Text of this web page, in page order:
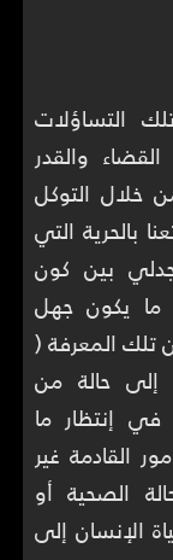
التساؤلات
والقدر
خلال التوكل
بالحرية التي
بين كون
ما يكون جهل
تلك المعرفة (
حالة من
إنتظار ما
القادمة غير
الصحية أو
الإنسان إلى